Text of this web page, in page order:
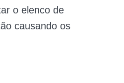
o elenco de
causando os